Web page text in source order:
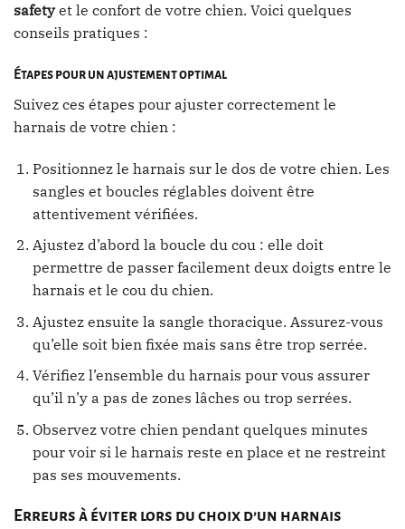
safetyet le confort de votre chien. Voici quelques
conseils pratiques :
Étapes pour un ajustement optimal
Suivez ces étapes pour ajuster correctement le
harnais de votre chien :
Positionnez le harnais sur le dos de votre chien. Les
sangles et boucles réglables doivent être
attentivement vérifiées.
Ajustez d’abord la boucle du cou : elle doit
permettre de passer facilement deux doigts entre le
harnais et le cou du chien.
Ajustez ensuite la sangle thoracique. Assurez-vous
qu’elle soit bien fixée mais sans être trop serrée.
Vérifiez l’ensemble du harnais pour vous assurer
qu’il n’y a pas de zones lâches ou trop serrées.
Observez votre chien pendant quelques minutes
pour voir si le harnais reste en place et ne restreint
pas ses mouvements.
Erreurs à éviter lors du choix d’un harnais